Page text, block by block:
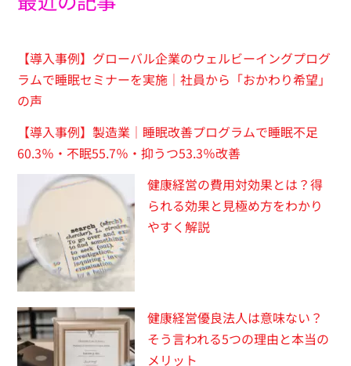
【導入事例】グローバル企業のウェルビーイングプログ
ラムで睡眠セミナーを実施｜社員から「おかわり希望」
の声
【導入事例】製造業｜睡眠改善プログラムで睡眠不足
60.3％・不眠55.7％・抑うつ53.3％改善
健康経営の費用対効果とは？得
られる効果と見極め方をわかり
やすく解説
健康経営優良法人は意味ない？
そう言われる5つの理由と本当の
メリット